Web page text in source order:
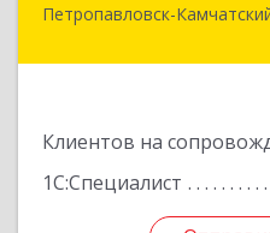
Петропавловск-
Клиентов на
1С:Специалист
683031,